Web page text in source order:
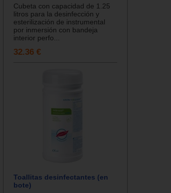
Cubeta con capacidad de 1.25
litros para la desinfección y
esterilización de instrumental
por inmersión con bandeja
interior perfo...
32.36 €
Toallitas desinfectantes (en
bote)